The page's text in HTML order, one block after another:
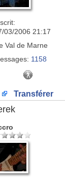
03/2006 21:17
Val de Marne
1158
Transférer